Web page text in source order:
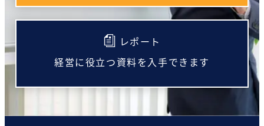
レポート
経営に役立つ資料を入手できます